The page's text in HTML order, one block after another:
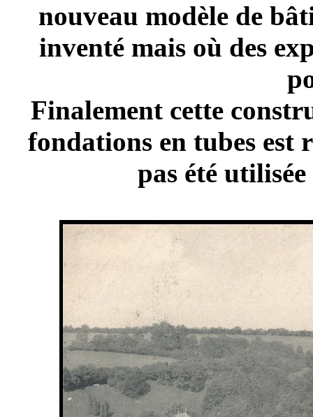
nouveau modèle de
inventé mais où des
Finalement cette
fondations en tubes est
pas été